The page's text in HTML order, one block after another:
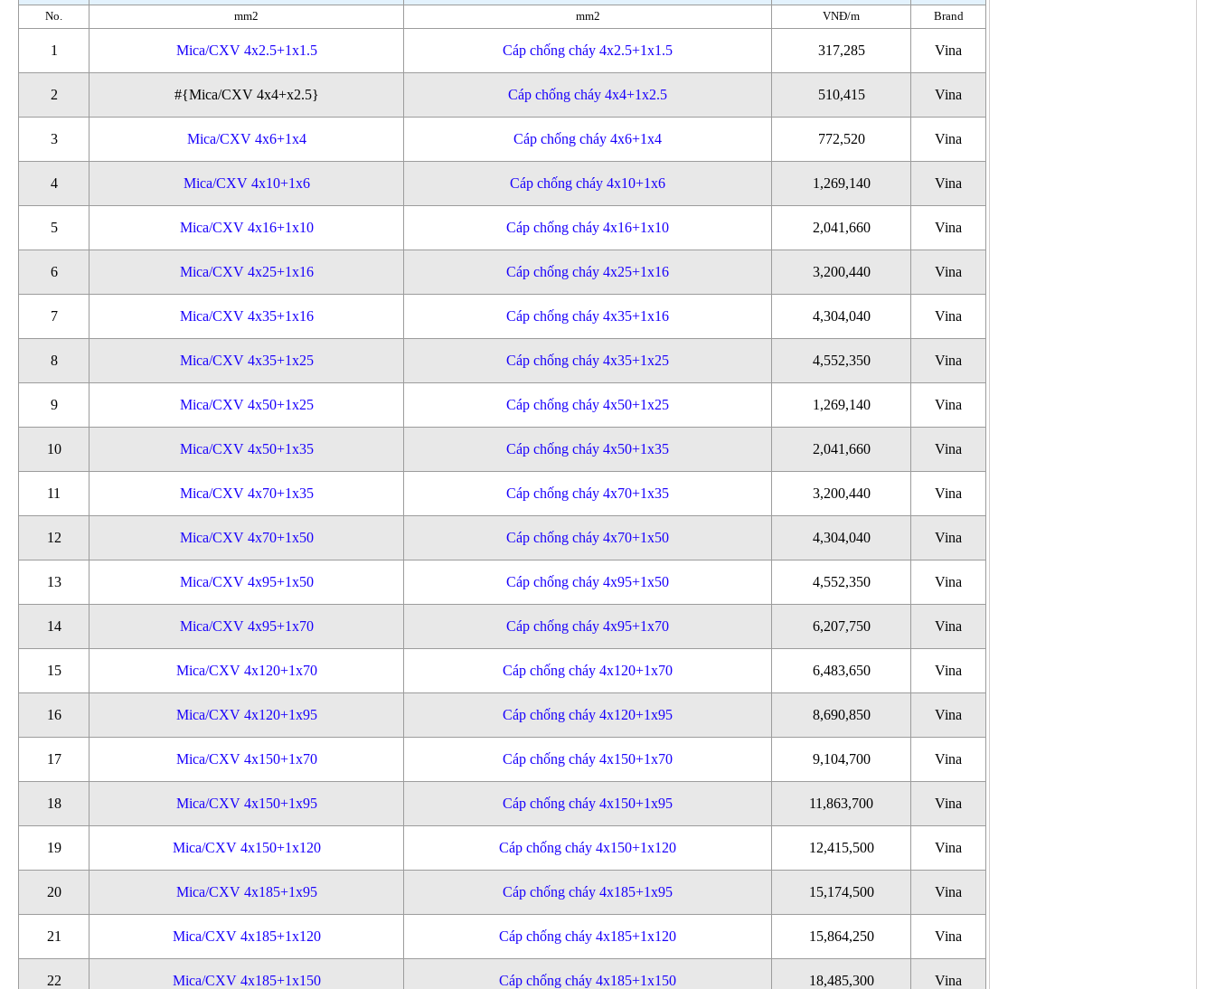
No. mm2 mm2 VNĐ/m Brand
1 Mica/CXV 4x2.5+1x1.5 Cáp chống cháy 4x2.5+1x1.5 317,285 Vina
2 #{Mica/CXV 4x4+x2.5} Cáp chống cháy 4x4+1x2.5 510,415 Vina
3 Mica/CXV 4x6+1x4 Cáp chống cháy 4x6+1x4 772,520 Vina
4 Mica/CXV 4x10+1x6 Cáp chống cháy 4x10+1x6 1,269,140 Vina
5 Mica/CXV 4x16+1x10 Cáp chống cháy 4x16+1x10 2,041,660 Vina
6 Mica/CXV 4x25+1x16 Cáp chống cháy 4x25+1x16 3,200,440 Vina
7 Mica/CXV 4x35+1x16 Cáp chống cháy 4x35+1x16 4,304,040 Vina
8 Mica/CXV 4x35+1x25 Cáp chống cháy 4x35+1x25 4,552,350 Vina
9 Mica/CXV 4x50+1x25 Cáp chống cháy 4x50+1x25 1,269,140 Vina
10 Mica/CXV 4x50+1x35 Cáp chống cháy 4x50+1x35 2,041,660 Vina
11 Mica/CXV 4x70+1x35 Cáp chống cháy 4x70+1x35 3,200,440 Vina
12 Mica/CXV 4x70+1x50 Cáp chống cháy 4x70+1x50 4,304,040 Vina
13 Mica/CXV 4x95+1x50 Cáp chống cháy 4x95+1x50 4,552,350 Vina
14 Mica/CXV 4x95+1x70 Cáp chống cháy 4x95+1x70 6,207,750 Vina
15 Mica/CXV 4x120+1x70 Cáp chống cháy 4x120+1x70 6,483,650 Vina
16 Mica/CXV 4x120+1x95 Cáp chống cháy 4x120+1x95 8,690,850 Vina
17 Mica/CXV 4x150+1x70 Cáp chống cháy 4x150+1x70 9,104,700 Vina
18 Mica/CXV 4x150+1x95 Cáp chống cháy 4x150+1x95 11,863,700 Vina
19 Mica/CXV 4x150+1x120 Cáp chống cháy 4x150+1x120 12,415,500 Vina
20 Mica/CXV 4x185+1x95 Cáp chống cháy 4x185+1x95 15,174,500 Vina
21 Mica/CXV 4x185+1x120 Cáp chống cháy 4x185+1x120 15,864,250 Vina
22 Mica/CXV 4x185+1x150 Cáp chống cháy 4x185+1x150 18,485,300 Vina